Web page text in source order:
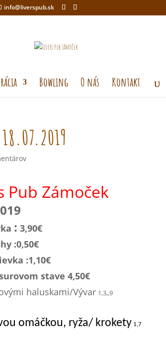
info@liverspub.sk
Bowling O nás Kontakt
18.07.2019
Pub Zámoček
: 3,90€
:0,50€
:1,10€
stave 4,50€
haluskami/Vývar 1,3,,9
omáčkou, ryža/ krokety 1,7